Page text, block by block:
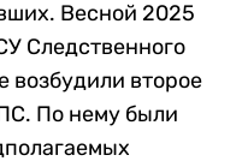
Весной 2025
Следственного
возбудили второе
По нему были